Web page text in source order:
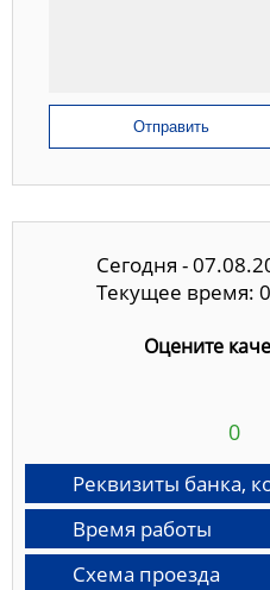
Отправить
Сегодня -
Текущее время:
Оцените
0
Реквизиты банка,
Время работы
Схема проезда